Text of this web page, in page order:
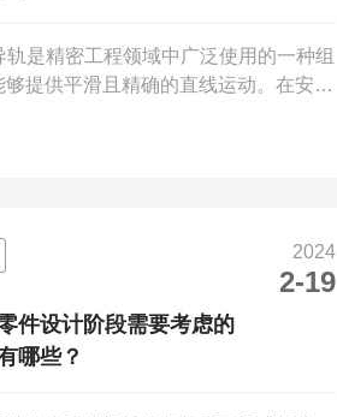
轨是精密工程领域中广泛使用的一种组
够提供平滑且精确的直线运动。在安装
关键步骤和注意事项：1、清洁导轨和
整、干净，并且具有足够的刚性。使用
尺检查基准面的平整度和垂直度。3、
：在正式固定导轨之前，先进行预装
块与导轨之间的相对位置，确...
2024
2-19
件设计阶段需要考虑的
哪些？